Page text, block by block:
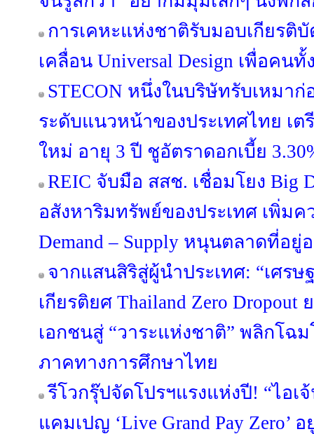
การเคหะแห่งชาติรับมอบเกียรติ
เคลื่อน Universal Design เพื่อคนทั้
STECON หนึ่งในบริษัทรับเหมาก่
ระดับแนวหน้าของประเทศไทย เ
ใหม่ อายุ 3 ปี ชูอัตราดอกเบี้ย
REIC จับมือ สสช. เชื่อมโยง Big
อสังหาริมทรัพย์ของประเทศ เพิ่ม
Demand – Supply หนุนตลาดที่อยู่
จากแสนสิริสู่ผู้นำประเทศ: “เศรษ
เกียรติยศ Thailand Zero
เอกชนสู่ “วาระแห่งชาติ” พลิกโฉ
ภาคทางการศึกษาไทย
รีโวกรุ๊ปจัดโปรฯแรงแห่งปี! “ไอเ
แคมเปญ ‘Live Grand Pay Zero’